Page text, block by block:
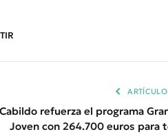
refuerza el programa
Joven con 264.700 euros para